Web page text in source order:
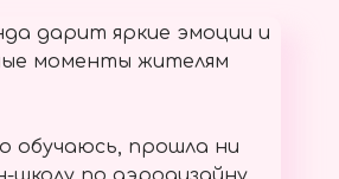
дарит яркие эмоции и
моменты жителям
обучаюсь, прошла ни